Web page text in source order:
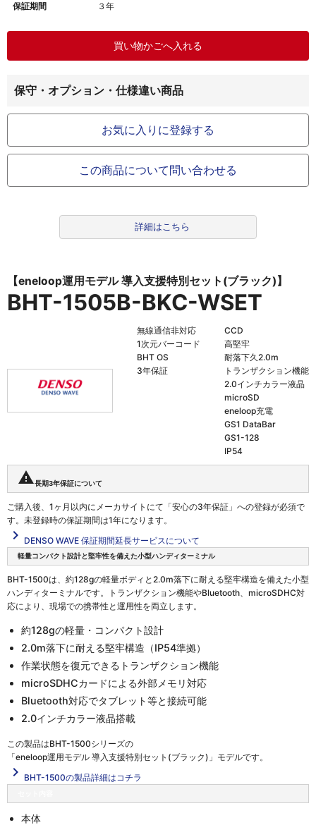
保証期間 ３年
保守・オプション・仕様違い商品
お気に入りに登録する
この商品について問い合わせる
詳細はこちら
【eneloop運用モデル 導入支援特別セット(ブラック)】
BHT-1505B-BKC-WSET
無線通信非対応
1次元バーコード
BHT OS
3年保証
CCD
高堅牢
耐落下久2.0m
トランザクション機能
2.0インチカラー液晶
microSD
eneloop充電
GS1 DataBar
GS1-128
IP54
warning 長期3年保証について
ご購入後、1ヶ月以内にメーカサイトにて「安心の3年保証」への登録が必須で
す。未登録時の保証期間は1年になります。
navigate_next DENSO WAVE 保証期間延長サービスについて
軽量コンパクト設計と堅牢性を備えた小型ハンディターミナル
BHT-1500は、約128gの軽量ボディと2.0m落下に耐える堅牢構造を備えた小型
ハンディターミナルです。トランザクション機能やBluetooth、microSDHC対
応により、現場での携帯性と運用性を両立します。
約128gの軽量・コンパクト設計
2.0m落下に耐える堅牢構造（IP54準拠）
作業状態を復元できるトランザクション機能
microSDHCカードによる外部メモリ対応
Bluetooth対応でタブレット等と接続可能
2.0インチカラー液晶搭載
この製品はBHT-1500シリーズの
「eneloop運用モデル 導入支援特別セット(ブラック)」 モデルです。
navigate_next BHT-1500の製品詳細はコチラ
本体